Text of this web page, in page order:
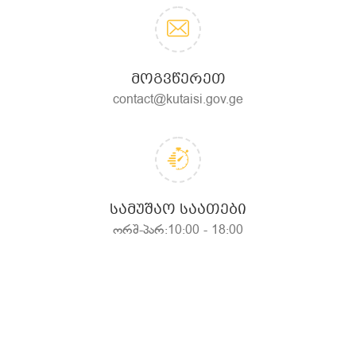
ᲛᲝᲒᲕᲬᲔᲠᲔᲗ
contact@kutaisi.gov.ge
ᲡᲐᲛᲣᲨᲐᲝ ᲡᲐᲐᲗᲔᲑᲘ
ორშ-პარ:10:00 - 18:00